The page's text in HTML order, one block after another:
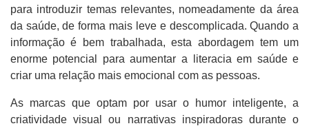
para introduzir temas relevantes, nomeadamente da área
da saúde, de forma mais leve e descomplicada. Quando a
informação é bem trabalhada, esta abordagem tem um
enorme potencial para aumentar a literacia em saúde e
criar uma relação mais emocional com as pessoas.
As marcas que optam por usar o humor inteligente, a
criatividade visual ou narrativas inspiradoras durante o